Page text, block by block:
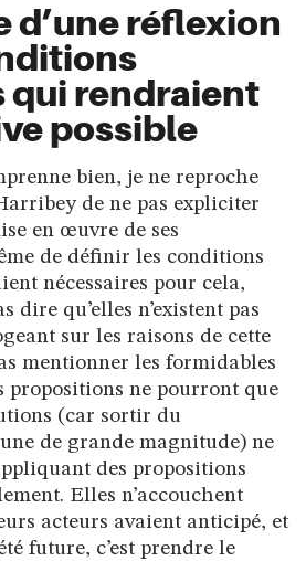
d’une réflexion
qui rendraient
possible
bien, je ne reproche
de ne pas expliciter
en œuvre de ses
de définir les conditions
nécessaires pour cela,
dire qu’elles n’existent pas
sur les raisons de cette
mentionner les formidables
propositions ne pourront que
(car sortir du
de grande magnitude) ne
des propositions
Elles n’accouchent
acteurs avaient anticipé, et
future, c’est prendre le